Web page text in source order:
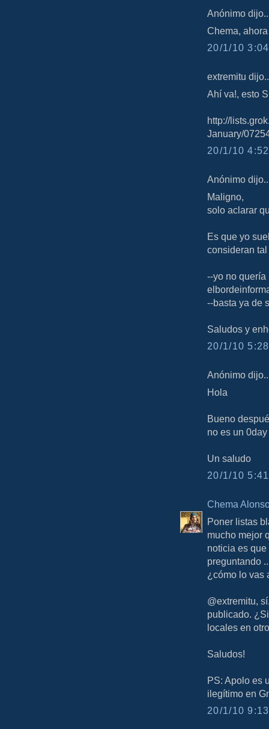
Anónimo
Chema,
20/1/10
extremitu
Ahí va!, esto
http://
January/
20/1/10
Anónimo
Maligno,
solo aclarar
Es que yo
consideran tal
--yo no quería
--basta ya de
Saludos y
20/1/10
Anónimo
Hola
Bueno
no es un
Un saludo
20/1/10
Chema
Poner listas
mucho mejor
noticia es
preguntando
¿cómo lo vas
@extremitu,
publicado.
locales en
Saludos!
PS: Apolo es
ilegítimo en
20/1/10